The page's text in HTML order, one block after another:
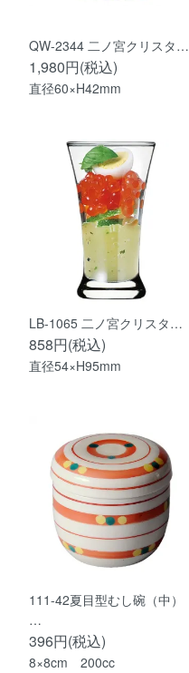
QW-2344 二ノ宮クリスタ…
1,980円(税込)
直径60×H42mm
LB-1065 二ノ宮クリスタ…
858円(税込)
直径54×H95mm
111-42夏目型むし碗（中）
…
396円(税込)
8×8cm 200cc